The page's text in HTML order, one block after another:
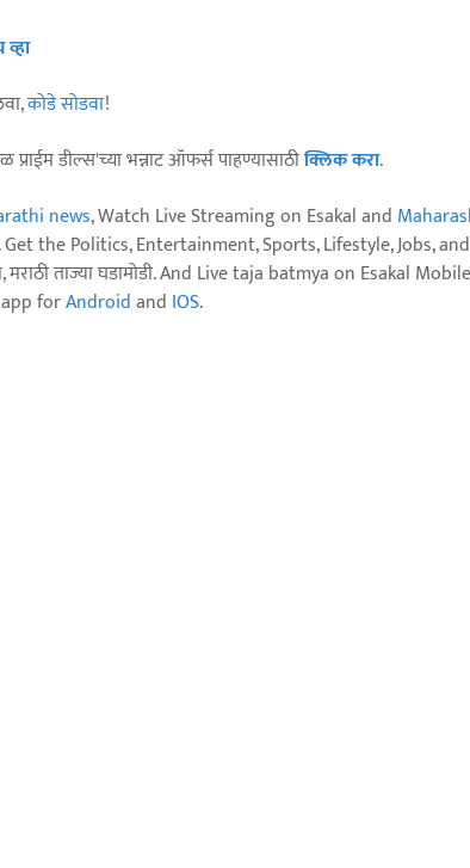
कोडे सोडवा!
प्राईम डील्स'च्या भन्नाट ऑफर्स पाहण्यासाठीक्लिक करा.
news, Watch Live Streaming on Esakal and
the Politics, Entertainment, Sports, Lifestyle, Jobs, and
मराठी ताज्या घडामोडी. And Live taja batmya on Esakal
forAndroidand IOS.